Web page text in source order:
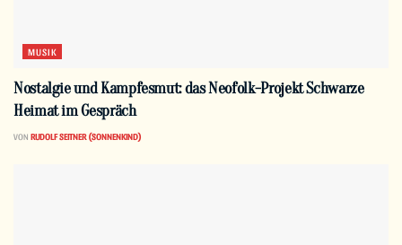
MUSIK
Nostalgie und Kampfesmut: das Neofolk-Projekt Schwarze
Heimat im Gespräch
VON RUDOLF SEITNER (SONNENKIND)